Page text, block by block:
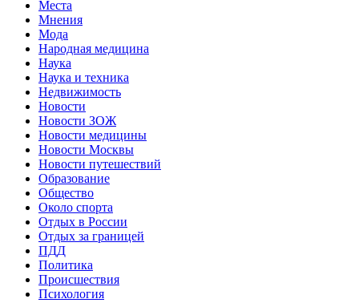
Места
Мнения
Мода
Народная медицина
Наука
Наука и техника
Недвижимость
Новости
Новости ЗОЖ
Новости медицины
Новости Москвы
Новости путешествий
Образование
Общество
Около спорта
Отдых в России
Отдых за границей
ПДД
Политика
Происшествия
Психология